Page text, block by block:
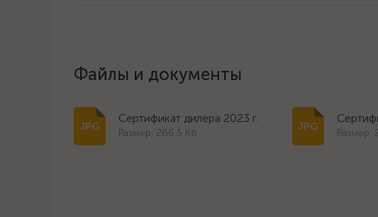
Файлы и документы
Сертификат дилера 2023 г.
Размер: 266.5 Кб Размер: